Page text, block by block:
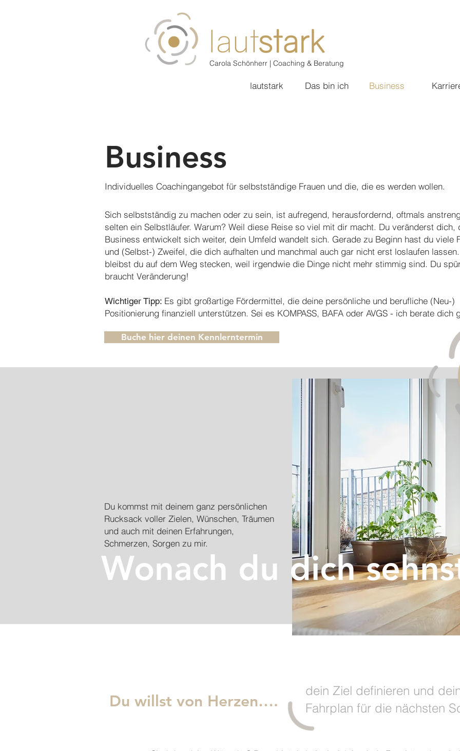
Carola Schönherr | Coaching & Beratung
lautstark Das bin ich Business
Business
Sich selbstständig zu machen oder zu sein, ist aufregend, herausfordernd, oftmals
selten ein Selbstläufer. Warum? Weil diese Reise so viel mit dir macht. Du veränderst dich,
Business entwickelt sich weiter, dein Umfeld wandelt sich. Gerade zu Beginn hast du viele
und (Selbst-) Zweifel, die dich aufhalten und manchmal auch gar nicht erst loslaufen
bleibst du auf dem Weg stecken, weil irgendwie die Dinge nicht mehr stimmig sind. Du
braucht Veränderung!
Wichtiger Tipp: Es gibt großartige Fördermittel, die deine persönliche und berufliche (Neu-)
Positionierung finanziell unterstützen. Sei es KOMPASS, BAFA oder AVGS - ich berate dich
Individuelles Coachingangebot für selbstständige Frauen und die, die es werden wollen.
Buche hier deinen Kennlerntermin
Du kommst mit deinem ganz persönlichen
Rucksack voller Zielen, Wünschen, Träumen
und auch mit deinen Erfahrungen,
Schmerzen, Sorgen zu mir.
Wonach du dich
Du willst von Herzen….
dein Ziel definieren und
Fahrplan für die nächsten